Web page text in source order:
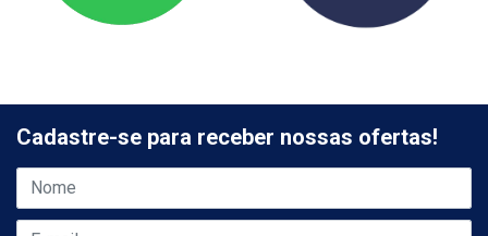
Cadastre-se para receber nossas ofertas!